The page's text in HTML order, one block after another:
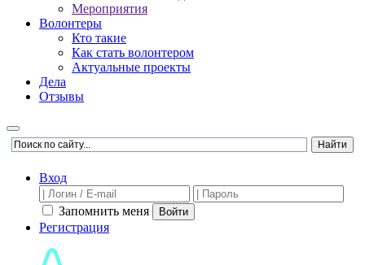
Мероприятия
Волонтеры
Кто такие
Как стать волонтером
Актуальные проекты
Дела
Отзывы
Вход
Запомнить меня Войти
Регистрация